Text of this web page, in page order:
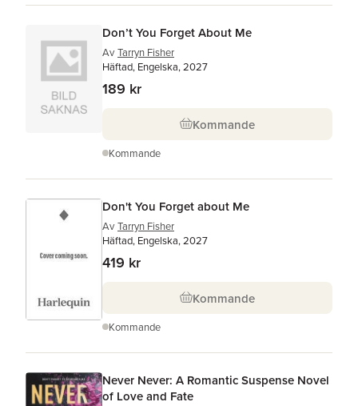
Don’t You Forget About Me
Av Tarryn Fisher
Häftad, Engelska, 2027
189 kr
Kommande
Kommande
Don't You Forget about Me
Av Tarryn Fisher
Häftad, Engelska, 2027
419 kr
Kommande
Kommande
Never Never: A Romantic Suspense Novel
of Love and Fate